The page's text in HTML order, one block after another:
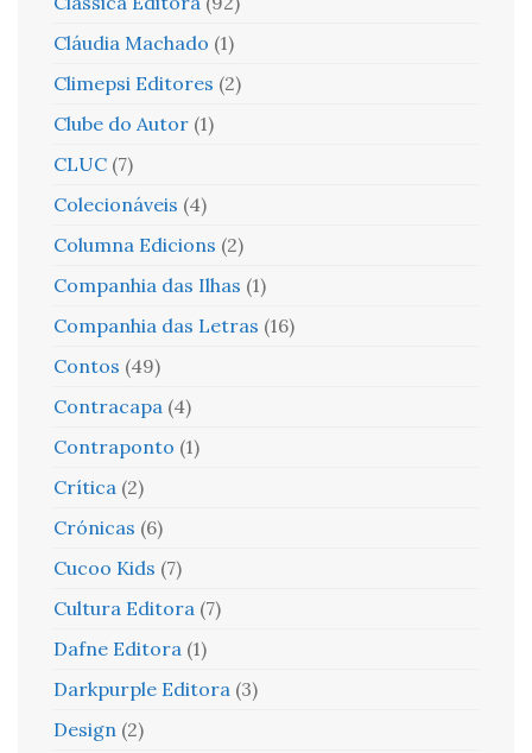
Cláudia Machado (1)
Climepsi Editores (2)
Clube do Autor (1)
CLUC (7)
Colecionáveis (4)
Columna Edicions (2)
Companhia das Ilhas (1)
Companhia das Letras (16)
Contos (49)
Contracapa (4)
Contraponto (1)
Crítica (2)
Crónicas (6)
Cucoo Kids (7)
Cultura Editora (7)
Dafne Editora (1)
Darkpurple Editora (3)
Design (2)